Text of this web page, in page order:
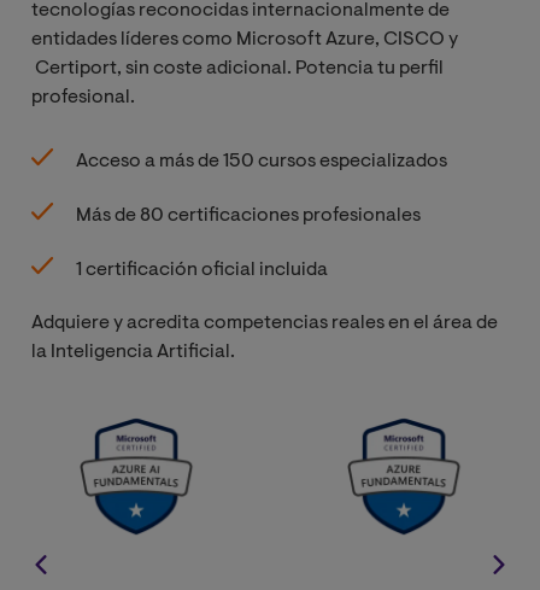
tecnologías reconocidas internacionalmente de
entidades líderes como Microsoft Azure, CISCO y
Certiport, sin coste adicional. Potencia tu perfil
profesional.
Acceso a más de 150 cursos especializados
Más de 80 certificaciones profesionales
1 certificación oficial incluida
Adquiere y acredita competencias reales en el área de
la Inteligencia Artificial.